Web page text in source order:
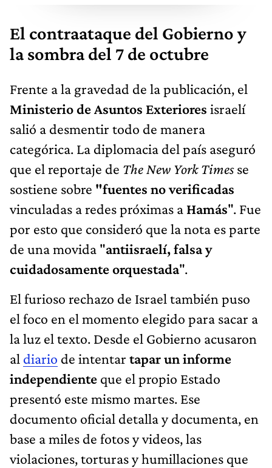
El contraataque del Gobierno y
la sombra del 7 de octubre
Frente a la gravedad de la publicación, el
Ministerio de Asuntos Exteriores israelí
salió a desmentir todo de manera
categórica. La diplomacia del país aseguró
que el reportaje de The New York Timesse
sostiene sobre "fuentes no verificadas
vinculadas a redes próximas a Hamás". Fue
por esto que consideró que la nota es parte
de una movida "antiisraelí, falsa y
cuidadosamente orquestada".
El furioso rechazo de Israel también puso
el foco en el momento elegido para sacar a
la luz el texto. Desde el Gobierno acusaron
al diario de intentar tapar un informe
independiente que el propio Estado
presentó este mismo martes. Ese
documento oficial detalla y documenta, en
base a miles de fotos y videos, las
violaciones, torturas y humillaciones que